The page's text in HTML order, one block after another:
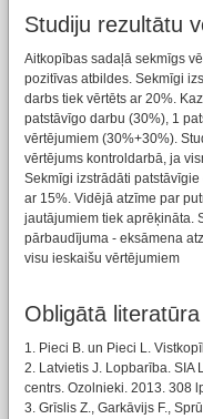
Studiju rezultātu
Aitkopības sadaļā sekmīgs
pozitīvas atbildes. Sekmīgi
darbs tiek vērtēts ar 20%.
patstāvīgo darbu (30%), 1
vērtējumiem (30%+30%).
vērtējums kontroldarbā, ja
Sekmīgi izstrādāti
ar 15%. Vidējā atzīme par
jautājumiem tiek aprēķināta.
pārbaudījuma - eksāmena
visu ieskaišu vērtējumiem
Obligātā literatūra
1. Pieci B. un Pieci L.
2. Latvietis J. Lopbarība. SIA
centrs. Ozolnieki. 2013. 308
3. Grīslis Z., Garkāvijs F.,